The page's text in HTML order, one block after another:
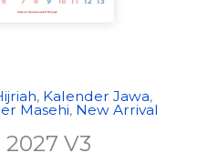
, Kalender Jawa,
Masehi, New Arrival
V3